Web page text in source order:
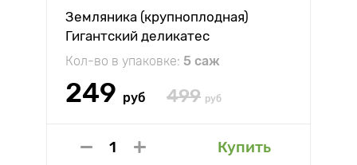
Земляника (крупноплодная)
Гигантский деликатес
Кол-во в упаковке: 5 саж
249 руб 499 руб
Купить